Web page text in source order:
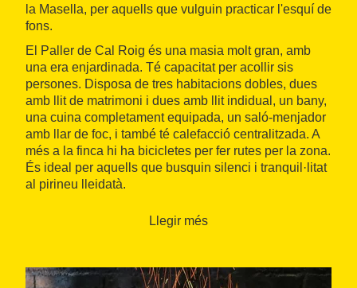
la Masella, per aquells que vulguin practicar l'esquí de
fons.
El Paller de Cal Roig és una masia molt gran, amb
una era enjardinada. Té capacitat per acollir sis
persones. Disposa de tres habitacions dobles, dues
amb llit de matrimoni i dues amb llit indidual, un bany,
una cuina completament equipada, un saló-menjador
amb llar de foc, i també té calefacció centralitzada. A
més a la finca hi ha bicicletes per fer rutes per la zona.
És ideal per aquells que busquin silenci i tranquil·litat
al pirineu lleidatà.
Llegir més